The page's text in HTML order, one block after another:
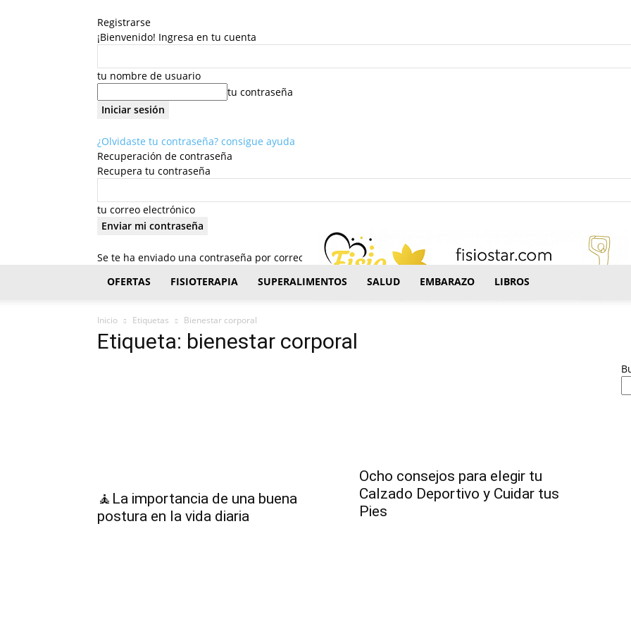
Registrarse
¡Bienvenido! Ingresa en tu cuenta
tu nombre de usuario
tu contraseña
¿Olvidaste tu contraseña? consigue ayuda
Recuperación de contraseña
Recupera tu contraseña
tu correo electrónico
Se te ha enviado una contraseña por correo electrónico.
OFERTAS FISIOTERAPIA SUPERALIMENTOS SALUD EMBARAZO LIBROS
Inicio Etiquetas Bienestar corporal
Etiqueta: bienestar corporal
🧘La importancia de una buena
postura en la vida diaria
Ocho consejos para elegir tu
Calzado Deportivo y Cuidar tus
Pies